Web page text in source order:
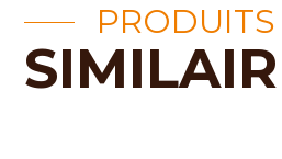
PRODUITS